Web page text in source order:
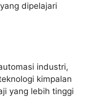
dipelajari
industri,
kimpalan
yang lebih tinggi